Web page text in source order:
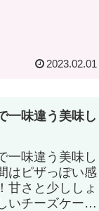
2023.02.01
一味違う美味し
一味違う美味し
はピザっぽい感
甘さと少ししょ
いチーズケー